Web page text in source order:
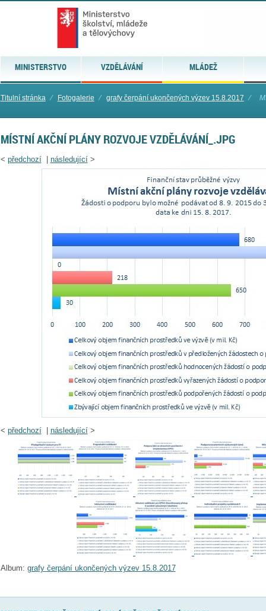
MINISTERSTVO VZDĚLÁVÁNÍ MLÁDEŽ
Titulní stránka ⁄ Fotogalerie ⁄ grafy čerpání ukončených výzev 15.8.2017 ⁄
MÍSTNÍ AKČNÍ PLÁNY ROZVOJE VZDĚLÁVÁNÍ_.JPG
< předchozí| následující>
< předchozí| následující>
Album: grafy čerpání ukončených výzev 15.8.2017